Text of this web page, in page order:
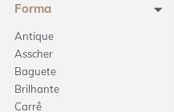
Forma
Antique
Asscher
Baguete
Brilhante
Carrê